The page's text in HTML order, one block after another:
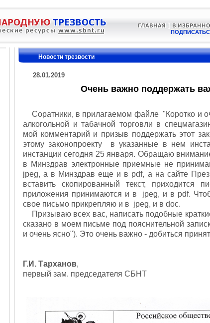
Новости трезвости
28.01.2019
Очень важно поддержать
Соратники, в прилагаемом файле "Коротко и
алкогольной и табачной торговли в
мой комментарий и призыв поддержать этот
этому законопроекту в указанные в нем
инстанции сегодня 25 января. Обращаю
в Минздрав электронные приемные не
jpeg, а в Минздрав еще и в pdf, а на сайте
вставить скопированный текст, приходится
приложения принимаются и в jpeg, и в pdf.
свое письмо прикрепляю и в jpeg, и в doc.
Призываю всех вас, написать подобные
сказано в моем письме под пояснительной
и очень ясно"). Это очень важно - добиться
Г.И. Тарханов,
первый зам. председателя СБНТ